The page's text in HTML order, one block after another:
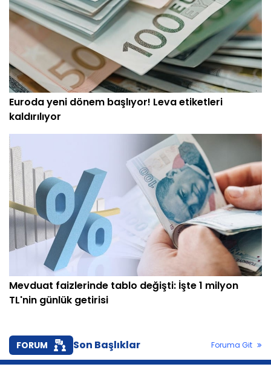
Euroda yeni dönem başlıyor! Leva etiketleri
kaldırılıyor
Mevduat faizlerinde tablo değişti: İşte 1 milyon
TL'nin günlük getirisi
FORUM Son Başlıklar Foruma Git